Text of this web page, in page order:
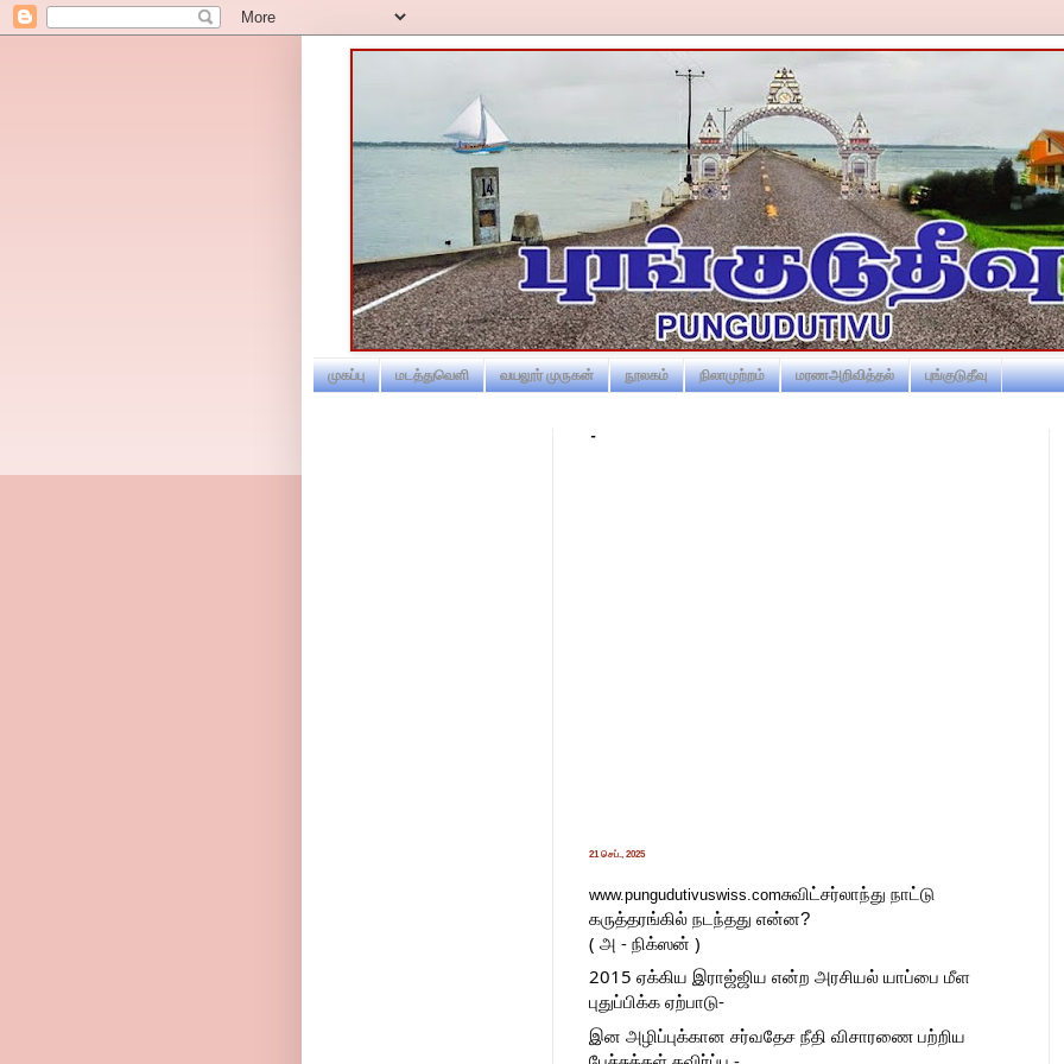
முகப்பு மடத்துவெளி வயலூர் முருகன் நூலகம் நிலாமுற்றம் மரணஅறிவித்தல் புங்குடுதீவு
-
21 செப்., 2025
www.pungudutivuswiss.comசுவிட்சர்லாந்து நாட்டு
கருத்தரங்கில் நடந்தது என்ன?
( அ - நிக்ஸன் )
2015 ஏக்கிய இராஜ்ஜிய என்ற அரசியல் யாப்பை மீள
புதுப்பிக்க ஏற்பாடு-
இன அழிப்புக்கான சர்வதேச நீதி விசாரணை பற்றிய